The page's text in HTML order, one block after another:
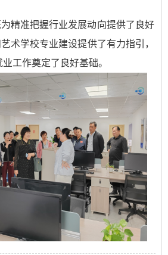
精准把握行业发展动向提供了良好
术学校专业建设提供了有力指引，
工作奠定了良好基础。